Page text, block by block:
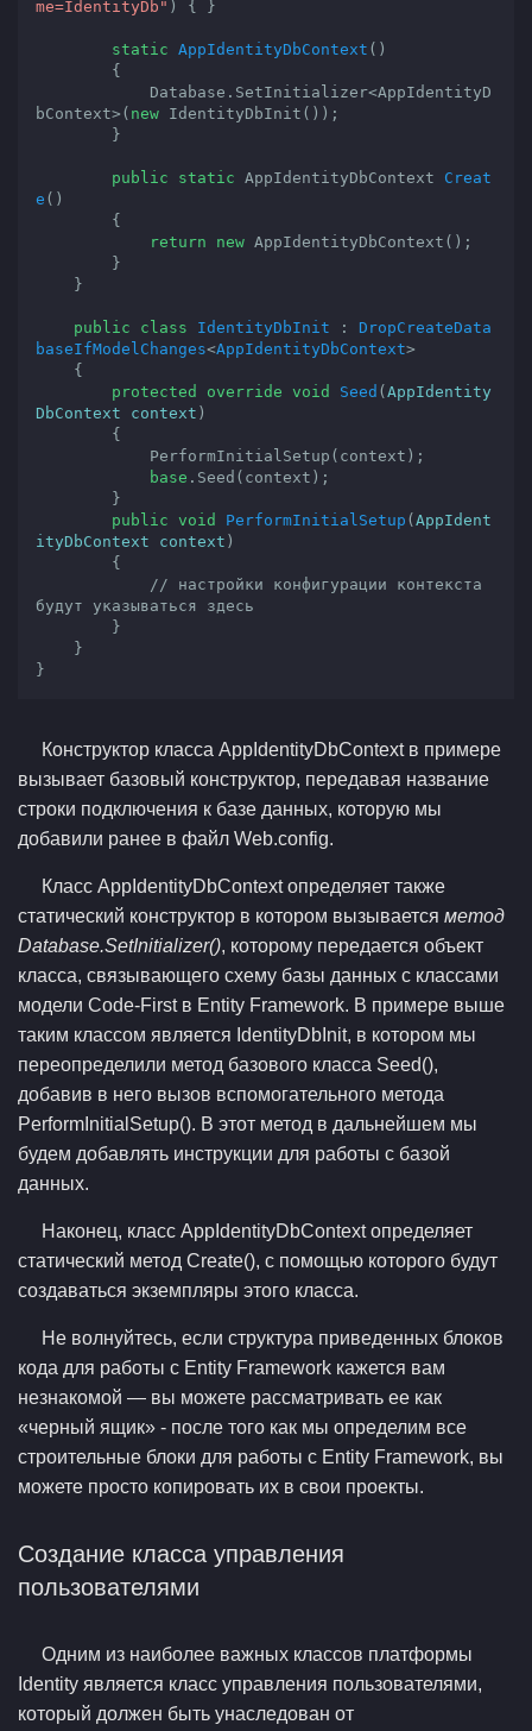
me=IdentityDb" ) { }
static AppIdentityDbContext ( )
{
bContext>( new IdentityDbInit());
public static AppIdentityDbContext Creat
e ( )
{
return
new AppIdentityDbContext();
public class IdentityDbInit : DropCreateData
baseIfModelChanges<AppIdentityDbContext>
protected
override void Seed ( AppIdentity
DbContext context )
{
base .Seed(context);
public void PerformInitialSetup ( AppIdent
ityDbContext context )
{
// настройки конфигурации контекста
будут указываться здесь
}
Конструктор класса AppIdentityDbContext в примере
вызывает базовый конструктор, передавая название
строки подключения к базе данных, которую мы
добавили ранее в файл Web.config.
Класс AppIdentityDbContext определяет также
статический конструктор в котором вызывается метод
Database.SetInitializer(), которому передается объект
класса, связывающего схему базы данных с классами
модели Code-First в Entity Framework. В примере выше
таким классом является IdentityDbInit, в котором мы
переопределили метод базового класса Seed(),
добавив в него вызов вспомогательного метода
PerformInitialSetup(). В этот метод в дальнейшем мы
будем добавлять инструкции для работы с базой
данных.
Наконец, класс AppIdentityDbContext определяет
статический метод Create(), с помощью которого будут
создаваться экземпляры этого класса.
Не волнуйтесь, если структура приведенных блоков
кода для работы с Entity Framework кажется вам
незнакомой — вы можете рассматривать ее как
«черный ящик» - после того как мы определим все
строительные блоки для работы с Entity Framework, вы
можете просто копировать их в свои проекты.
Создание класса управления
пользователями
Одним из наиболее важных классов платформы
Identity является класс управления пользователями,
который должен быть унаследован от